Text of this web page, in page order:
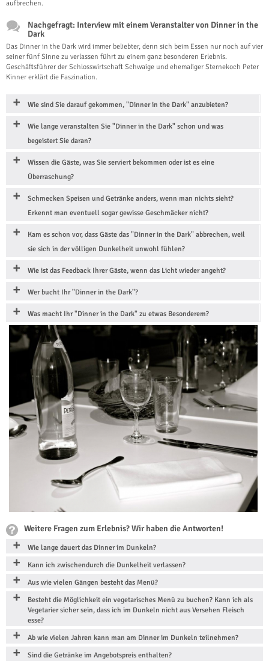
aufbrechen.
Nachgefragt: Interview mit einem Veranstalter von Dinner in the
Dark
Das Dinner in the Dark wird immer beliebter, denn sich beim Essen nur noch auf vier
seiner fünf Sinne zu verlassen führt zu einem ganz besonderen Erlebnis.
Geschäftsführer der Schlosswirtschaft Schwaige und ehemaliger Sternekoch Peter
Kinner erklärt die Faszination.
Wie sind Sie darauf gekommen, "Dinner in the Dark" anzubieten?
Wie lange veranstalten Sie "Dinner in the Dark" schon und was
begeistert Sie daran?
Wissen die Gäste, was Sie serviert bekommen oder ist es eine
Überraschung?
Schmecken Speisen und Getränke anders, wenn man nichts sieht?
Erkennt man eventuell sogar gewisse Geschmäcker nicht?
Kam es schon vor, dass Gäste das "Dinner in the Dark" abbrechen, weil
sie sich in der völligen Dunkelheit unwohl fühlen?
Wie ist das Feedback Ihrer Gäste, wenn das Licht wieder angeht?
Wer bucht Ihr "Dinner in the Dark"?
Was macht Ihr "Dinner in the Dark" zu etwas Besonderem?
Weitere Fragen zum Erlebnis? Wir haben die Antworten!
Wie lange dauert das Dinner im Dunkeln?
Kann ich zwischendurch die Dunkelheit verlassen?
Aus wie vielen Gängen besteht das Menü?
Besteht die Möglichkeit ein vegetarisches Menü zu buchen? Kann ich als
Vegetarier sicher sein, dass ich im Dunkeln nicht aus Versehen Fleisch
esse?
Ab wie vielen Jahren kann man am Dinner im Dunkeln teilnehmen?
Sind die Getränke im Angebotspreis enthalten?